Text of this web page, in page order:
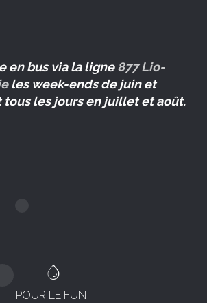
en bus via la ligne877 Lio-
les week-ends de juin et
tous les jours en juillet et août.
POUR LE FUN !